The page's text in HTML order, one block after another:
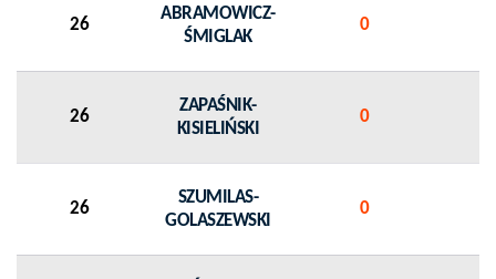
26
ABRAMOWICZ-
ŚMIGLAK
0
26
ZAPAŚNIK-
KISIELIŃSKI
0
26
SZUMILAS-
GOLASZEWSKI
0